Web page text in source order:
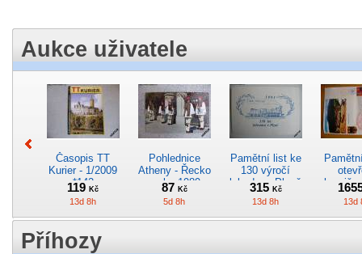
Aukce uživatele
Časopis TT
Kurier - 1/2009
*142
119Kč
13d 8h
Pohlednice
Atheny - Řecko
z roku 1989.
Nová nepoužitá
*5019
87 Kč
5d 8h
Pamětní list ke
130 výročí
lokodepa Plzeň
*2963
315 Kč
13d 8h 13d
Příhozy